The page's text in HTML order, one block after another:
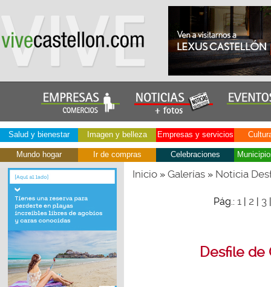
Salud y bienestar Imagen y belleza Empresas y servicios
Mundo hogar Ir de compras Celebraciones
Inicio» Galerías» Noticia
Pág.: 1 | 2 | 3
Desfile de